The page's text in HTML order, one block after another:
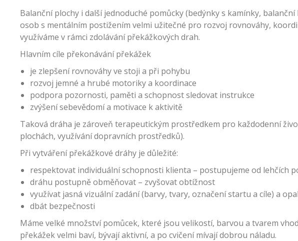
Balanční plochy i další jednoduché pomůcky (bedýnky s kamínky,
osob s mentálním postižením velmi užitečné pro rozvoj rovnováhy,
využíváme v rámci zdolávání překážkových drah.
Hlavním cíle překonávání překážek
je zlepšení rovnováhy ve stoji a při pohybu
rozvoj jemné a hrubé motoriky a koordinace
podpora pozornosti, paměti a schopnost sledovat instrukce
zvýšení sebevědomí a motivace k aktivitě
Taková dráha je zároveň terapeutickým prostředkem pro každodenní
plochách, využívání dopravních prostředků).
Při vytváření překážkové dráhy je důležité:
respektovat individuální schopnosti klienta – postupujeme od lehčích
dráhu postupně obměňovat – zvyšovat obtížnost
využívat jasná vizuální zadání (barvy, tvary, označení startu a cíle) a
dbát bezpečnosti
Máme velké množství pomůcek, které jsou velikostí, barvou a tvarem
překážek velmi baví, bývají aktivní, a po cvičení mívají dobrou náladu.